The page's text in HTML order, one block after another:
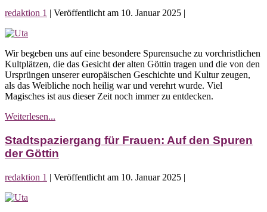
der
redaktion 1 | Veröffentlicht am 10. Januar 2025 |
Stadtspaziergang
Frauen:
Auf
den
Spuren
der
Wir begeben uns auf eine besondere Spurensuche zu vorchristlichen
Kultplätzen, die das Gesicht der alten Göttin tragen und die von den
Ursprüngen unserer europäischen Geschichte und Kultur zeugen,
als das Weibliche noch heilig war und verehrt wurde. Viel
Magisches ist aus dieser Zeit noch immer zu entdecken.
Weiterlesen...
Frauen:
Auf
den
der
Stadtspaziergang für Frauen: Auf den Spuren
der Göttin
redaktion 1 | Veröffentlicht am 10. Januar 2025 |
Stadtspaziergang